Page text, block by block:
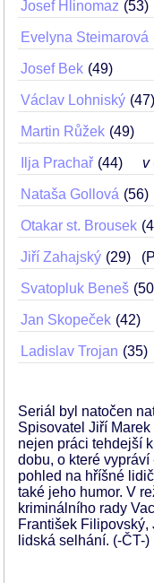
Josef Hlinomaz 53
Evelyna Steimarová
Josef Bek 49
Václav Lohniský 47
Martin Růžek 49
Ilja Prachař 44 v
Nataša Gollová 56
Otakar st. Brousek
Jiří Zahajský 29
Svatopluk Beneš 50
Jan Skopeček 42
Ladislav Trojan 35
Seriál byl natočen
Spisovatel Jiří
nejen práci tehdejší
dobu, o které
pohled na hříšné
také jeho humor. V
kriminálního rady
František
lidská selhání. (-ČT-)